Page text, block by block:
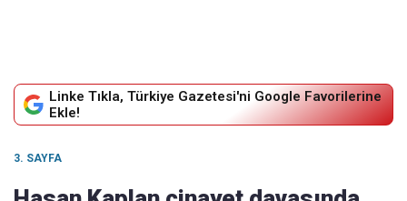
Linke Tıkla, Türkiye Gazetesi'ni Google Favorilerine
Ekle!
3. SAYFA